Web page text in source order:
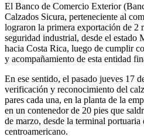
El Banco de Comercio Exterior
Calzados Sicura, perteneciente al
lograron la primera exportación de 2
seguridad industrial, desde el estado
hacia Costa Rica, luego de cumplir
y acompañamiento de esta entidad
En ese sentido, el pasado jueves 17
verificación y reconocimiento del
pares cada una, en la planta de la
en un contenedor de 20 pies que
de marzo, desde la terminal
centroamericano.